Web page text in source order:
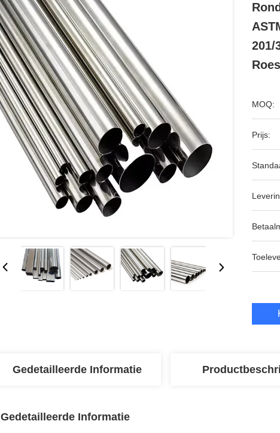
201/
MOQ:
Prijs:
Gedetailleerde Informatie
Gedetailleerde Informatie